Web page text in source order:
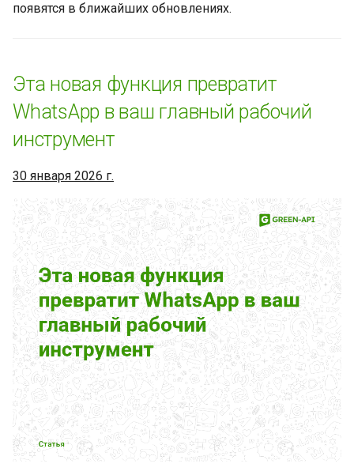
WhatsApp на Android
законности использования
WhatsApp российскими
компаниями
Серверы по всему миру
для стабильной работы
GREEN-API
Команда GREEN-API -
надежный WhatsApp
провайдер для вашего
бизнеса
Как настроить
уведомления Zabbix в
WhatsApp бесплатно
Официальное приложение
WhatsApp стало доступно
для iPad
появятся в ближайших обновлениях.
Эта новая функция превратит
WhatsApp в ваш главный рабочий
инструмент
30 января 2026 г.